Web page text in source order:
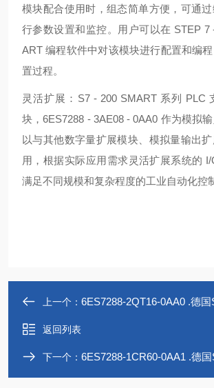
模块配合使用时，组态简单方便，可通
行参数设置和监控。用户可以在 STEP 7
ART 编程软件中对该模块进行配置和编
置过程。
灵活扩展：S7 - 200 SMART 系列 PLC
块，6ES7288 - 3AE08 - 0AA0 作为模拟
以与其他数字量扩展模块、模拟量输出
用，根据实际应用需求灵活扩展系统的 I/
满足不同规模和复杂程度的工业自动化控
上一个： 6ES7288-2QT16-0AA0 .德国SIEMENS西门子PLC
返回列表
下一个： 6ES7288-1CR60-0AA1 .德国SIEMENS西门子PLC